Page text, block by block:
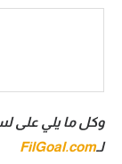
أمم إفريقيا
كرة السلة الأمريكية
وكل ما يلي على
لـFilGoal.com